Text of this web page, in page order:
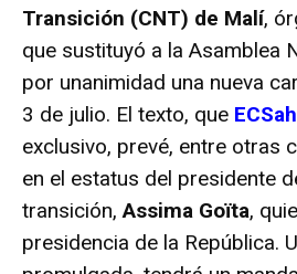
Transición (CNT) de Malí,
que sustituyó a la Asamblea
por unanimidad una nueva
3 de julio. El texto, que
exclusivo, prevé, entre otras
en el estatus del presidente
transición, Assima Goïta,
presidencia de la República.